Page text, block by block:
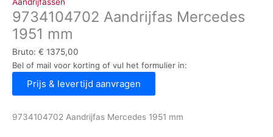
9734104702 Aandrijfas Mercedes
1951 mm
Bruto: € 1375,00
Bel of mail voor korting of vul het formulier in:
Prijs & levertijd aanvragen
9734104702 Aandrijfas Mercedes 1951 mm